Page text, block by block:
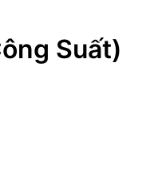
Suất)